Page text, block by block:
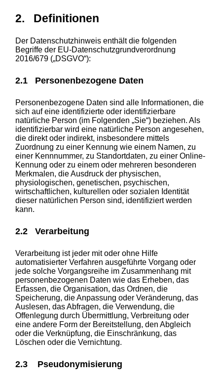
2. Definitionen
Der Datenschutzhinweis enthält die folgenden
Begriffe der EU-Datenschutzgrundverordnung
2016/679 („DSGVO“):
2.1 Personenbezogene Daten
Personenbezogene Daten sind alle Informationen, die
sich auf eine identifizierte oder identifizierbare
natürliche Person (im Folgenden „Sie“) beziehen. Als
identifizierbar wird eine natürliche Person angesehen,
die direkt oder indirekt, insbesondere mittels
Zuordnung zu einer Kennung wie einem Namen, zu
einer Kennnummer, zu Standortdaten, zu einer Online-
Kennung oder zu einem oder mehreren besonderen
Merkmalen, die Ausdruck der physischen,
physiologischen, genetischen, psychischen,
wirtschaftlichen, kulturellen oder sozialen Identität
dieser natürlichen Person sind, identifiziert werden
kann.
2.2 Verarbeitung
Verarbeitung ist jeder mit oder ohne Hilfe
automatisierter Verfahren ausgeführte Vorgang oder
jede solche Vorgangsreihe im Zusammenhang mit
personenbezogenen Daten wie das Erheben, das
Erfassen, die Organisation, das Ordnen, die
Speicherung, die Anpassung oder Veränderung, das
Auslesen, das Abfragen, die Verwendung, die
Offenlegung durch Übermittlung, Verbreitung oder
eine andere Form der Bereitstellung, den Abgleich
oder die Verknüpfung, die Einschränkung, das
Löschen oder die Vernichtung.
2.3 Pseudonymisierung